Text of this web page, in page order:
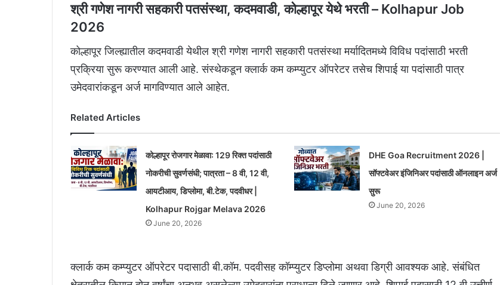
श्री गणेश नागरी सहकारी पतसंस्था, कदमवाडी, कोल्हापूर येथे भरती – Kolhapur Job
2026
कोल्हापूर जिल्ह्यातील कदमवाडी येथील श्री गणेश नागरी सहकारी पतसंस्था मर्यादितमध्ये विविध पदांसाठी भरती
प्रक्रिया सुरू करण्यात आली आहे. संस्थेकडून क्लार्क कम कम्प्युटर ऑपरेटर तसेच शिपाई या पदांसाठी पात्र
उमेदवारांकडून अर्ज मागविण्यात आले आहेत.
Related Articles
कोल्हापूर रोजगार मेळावा: 129 रिक्त पदांसाठी
नोकरीची सुवर्णसंधी; पात्रता – 8 वी, 12 वी,
आयटीआय, डिप्लोमा, बी.टेक, पदवीधर |
Kolhapur Rojgar Melava 2026
June 20, 2026
DHE Goa Recruitment 2026 |
सॉफ्टवेअर इंजिनिअर पदांसाठी ऑनलाइन अर्ज
सुरू
June 20, 2026
क्लार्क कम कम्प्युटर ऑपरेटर पदासाठी बी.कॉम. पदवीसह कॉम्प्युटर डिप्लोमा अथवा डिग्री आवश्यक आहे. संबंधित